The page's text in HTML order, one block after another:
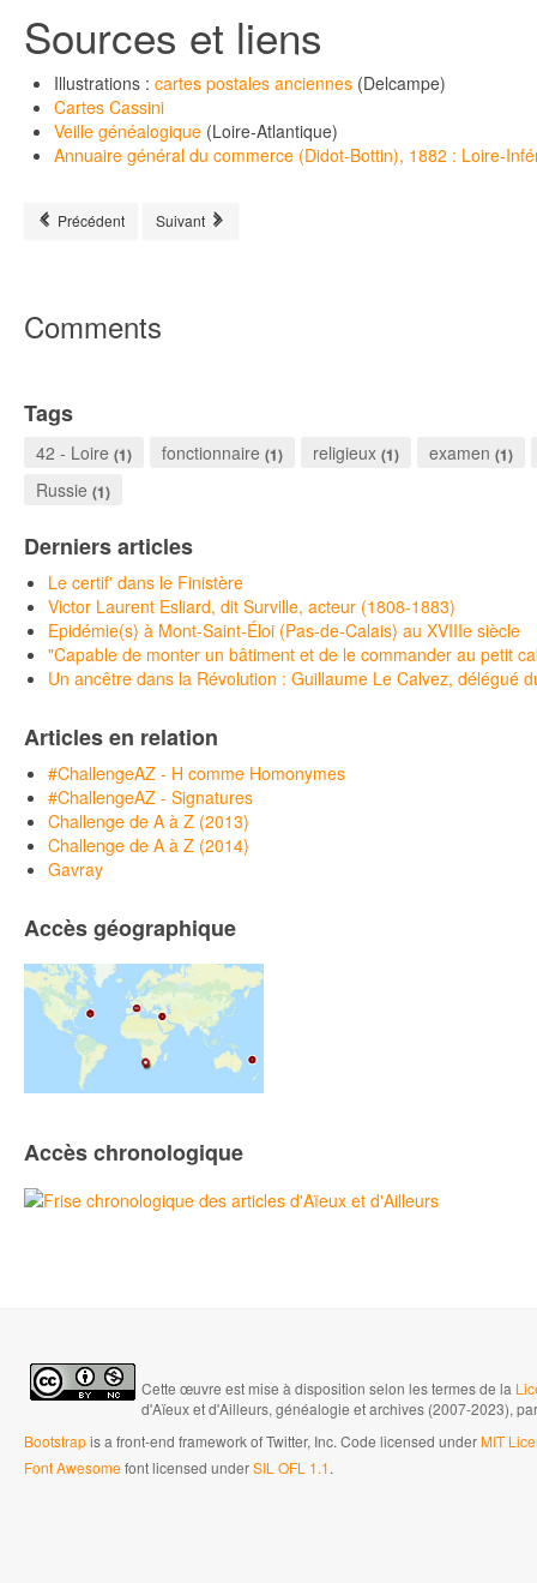
Sources et liens
Illustrations : cartes postales anciennes (Delcampe)
Cartes Cassini
Veille généalogique (Loire-Atlantique)
Annuaire général du commerce (Didot-Bottin), 1882 : Loire-
Article précédent : Kérity
Précédent Article suivant : Morannes
Suivant
Comments
Tags
42 - Loire (1) fonctionnaire (1) religieux (1) examen (1)
Russie (1)
Derniers articles
Le certif' dans le Finistère
Victor Laurent Esliard, dit Surville, acteur (1808-1883)
Epidémie(s) à Mont-Saint-Éloi (Pas-de-Calais) au XVIIIe siècle
"Capable de monter un bâtiment et de le commander au petit
Un ancêtre dans la Révolution : Guillaume Le Calvez, délégué
Articles en relation
#ChallengeAZ - H comme Homonymes
#ChallengeAZ - Signatures
Challenge de A à Z (2013)
Challenge de A à Z (2014)
Gavray
Accès géographique
Accès chronologique
Cette œuvre est mise à disposition selon les termes de la
d'Aïeux et d'Ailleurs, généalogie et archives (2007-2023),
Bootstrapis a front-end framework of Twitter, Inc. Code licensed underMIT
Font Awesomefont licensed underSIL OFL 1.1.